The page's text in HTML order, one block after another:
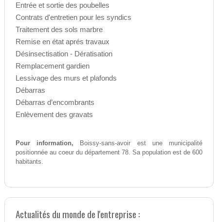
Entrée et sortie des poubelles
Contrats d'entretien pour les syndics
Traitement des sols marbre
Remise en état aprés travaux
Désinsectisation - Dératisation
Remplacement gardien
Lessivage des murs et plafonds
Débarras
Débarras d’encombrants
Enlèvement des gravats
Pour information, Boissy-sans-avoir est une municipalité
positionnée au coeur du département 78. Sa population est de 600
habitants.
Actualités du monde de l'entreprise :